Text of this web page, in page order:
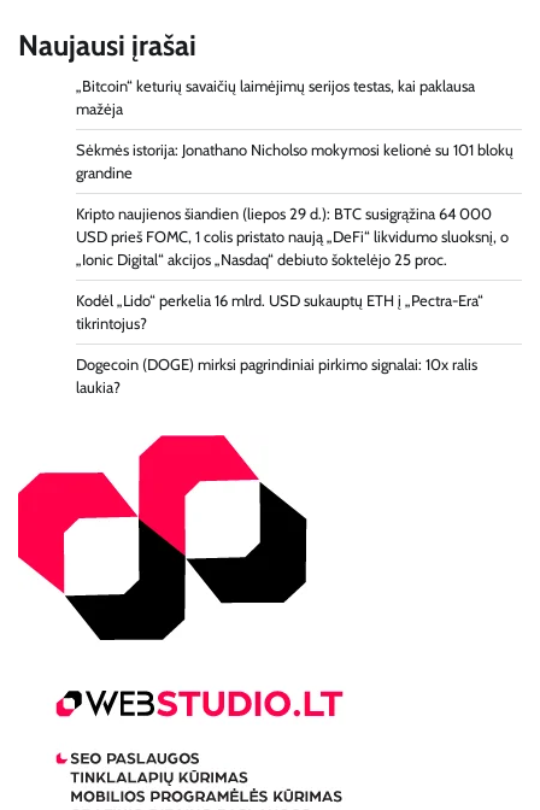
Naujausi įrašai
„Bitcoin“ keturių savaičių laimėjimų serijos testas, kai paklausa
mažėja
Sėkmės istorija: Jonathano Nicholso mokymosi kelionė su 101 blokų
grandine
Kripto naujienos šiandien (liepos 29 d.): BTC susigrąžina 64 000
USD prieš FOMC, 1 colis pristato naują „DeFi“ likvidumo sluoksnį, o
„Ionic Digital“ akcijos „Nasdaq“ debiuto šoktelėjo 25 proc.
Kodėl „Lido“ perkelia 16 mlrd. USD sukauptų ETH į „Pectra-Era“
tikrintojus?
Dogecoin (DOGE) mirksi pagrindiniai pirkimo signalai: 10x ralis
laukia?